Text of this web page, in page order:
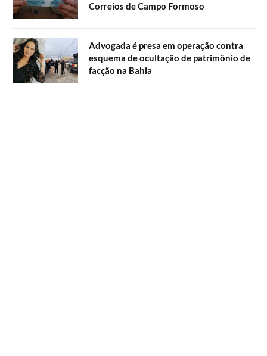
Correios de Campo Formoso
Advogada é presa em operação contra
esquema de ocultação de patrimônio de
facção na Bahia